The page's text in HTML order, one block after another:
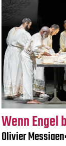
Wenn Engel
Olivier